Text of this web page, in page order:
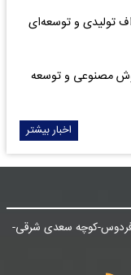
تولیدی و توسعه‌ای
مصنوعی و توسعه
اخبار بیشتر
فردوس-کوچه سعدی شرقی-